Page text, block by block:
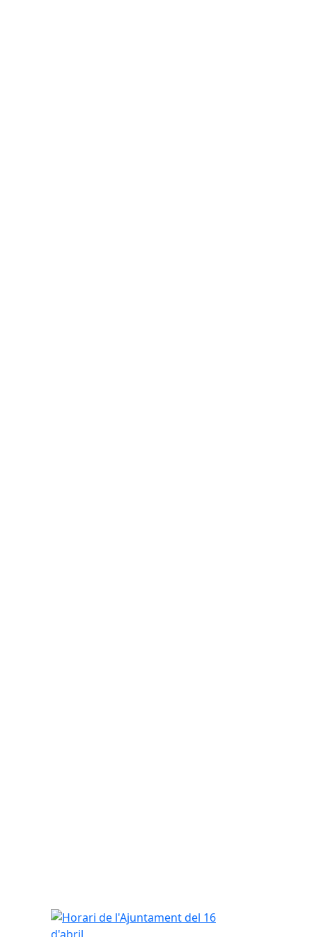
Horari de l'Ajuntament del 16 d'abril